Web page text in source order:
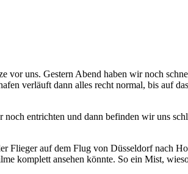
vor uns. Gestern Abend haben wir noch
verläuft dann alles recht normal, bis auf
entrichten und dann befinden wir uns
Flieger auf dem Flug von Düsseldorf nach
komplett ansehen könnte. So ein Mist,